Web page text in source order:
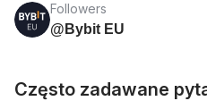
Followers
@Bybit EU
Często zadawane